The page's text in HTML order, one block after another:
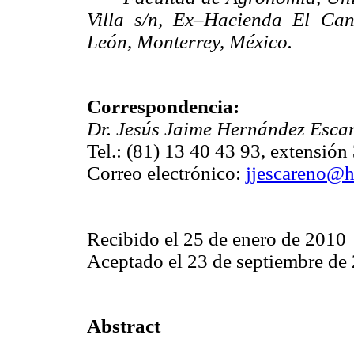
Villa s/n, Ex–Hacienda El
León, Monterrey, México.
Correspondencia:
Dr. Jesús Jaime Hernández
Tel.: (81) 13 40 43 93, extensión
Correo electrónico:
Recibido el 25 de enero de 2010
Aceptado el 23 de septiembre de
Abstract